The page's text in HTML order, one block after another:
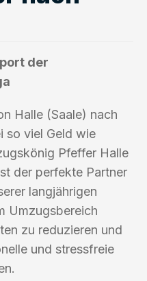
der
Halle (Saale) nach
so viel Geld wie
Pfeffer Halle
der perfekte Partner
langjährigen
Umzugsbereich
zu reduzieren und
und stressfreie